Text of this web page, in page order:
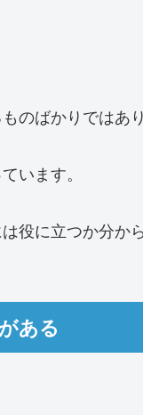
のばかりではあり
います。
役に立つか分か
ある